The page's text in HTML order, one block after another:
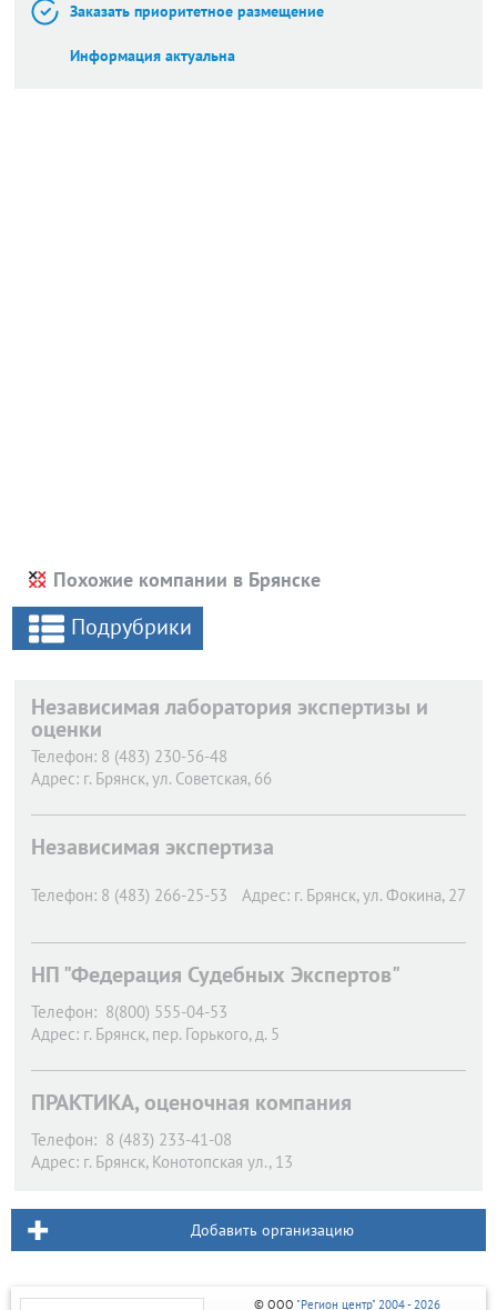
Заказать приоритетное размещение
Информация актуальна
Похожие компании в Брянске
Подрубрики
Независимая лаборатория экспертизы и
оценки
Телефон: 8 (483) 230-56-48
Адрес: г. Брянск, ул. Советская, 66
Независимая экспертиза
Телефон: 8 (483) 266-25-53 Адрес: г. Брянск, ул. Фокина, 27
НП "Федерация Судебных Экспертов"
Телефон: 8(800) 555-04-53
Адрес: г. Брянск, пер. Горького, д. 5
ПРАКТИКА, оценочная компания
Телефон: 8 (483) 233-41-08
Адрес: г. Брянск, Конотопская ул., 13
Добавить организацию
© ООО "Регион центр" 2004 - 2026